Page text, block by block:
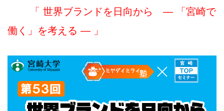
「 世界ブランドを日向から ― 「宮崎で
働く」を考える ― 」